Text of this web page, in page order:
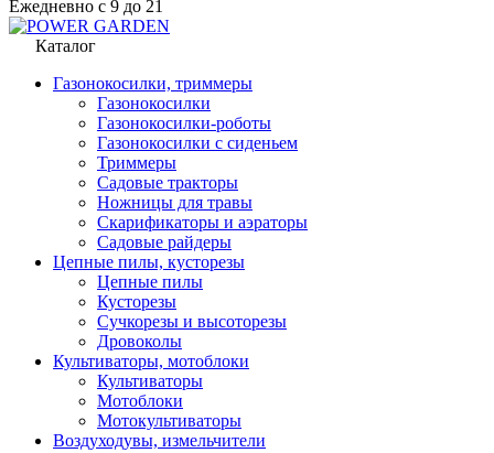
Ежедневно с 9 до 21
Каталог
Газонокосилки, триммеры
Газонокосилки
Газонокосилки-роботы
Газонокосилки с сиденьем
Триммеры
Садовые тракторы
Ножницы для травы
Скарификаторы и аэраторы
Садовые райдеры
Цепные пилы, кусторезы
Цепные пилы
Кусторезы
Сучкорезы и высоторезы
Дровоколы
Культиваторы, мотоблоки
Культиваторы
Мотоблоки
Мотокультиваторы
Воздуходувы, измельчители